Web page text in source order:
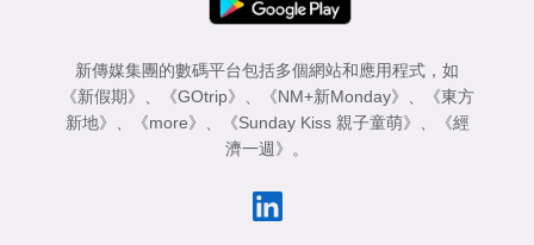
新傳媒集團的數碼平台包括多個網站和應用程式，如
《新假期》 、 《GOtrip》 、 《NM+新Monday》 、
《東方
新地》 、 《more》 、 《Sunday Kiss 親子童萌》 、
《經
濟一週》 。